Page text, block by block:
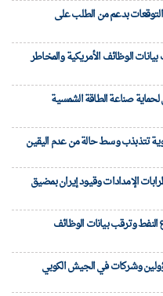
بدعم من الطلب على
الوظائف الأمريكية والمخاطر
صناعة الطاقة الشمسية
تتذبذب وسط حالة من عدم اليقين
الإمدادات وقيود إيران بمضيق
النفط وترقب بيانات الوظائف
وشركات في الجيش الكوبي